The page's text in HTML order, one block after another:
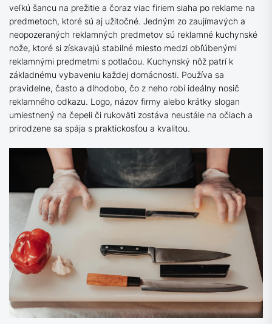
veľkú šancu na prežitie a čoraz viac firiem siaha po reklame na
predmetoch, ktoré sú aj užitočné. Jedným zo zaujímavých a
neopozeraných reklamných predmetov sú reklamné kuchynské
nože, ktoré si získavajú stabilné miesto medzi obľúbenými
reklamnými predmetmi s potlačou. Kuchynský nôž patrí k
základnému vybaveniu každej domácnosti. Používa sa
pravidelne, často a dlhodobo, čo z neho robí ideálny nosič
reklamného odkazu. Logo, názov firmy alebo krátky slogan
umiestnený na čepeli či rukoväti zostáva neustále na očiach a
prirodzene sa spája s praktickosťou a kvalitou.